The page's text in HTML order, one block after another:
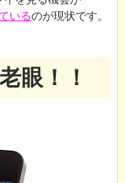
いるのが現状です。
眼！！